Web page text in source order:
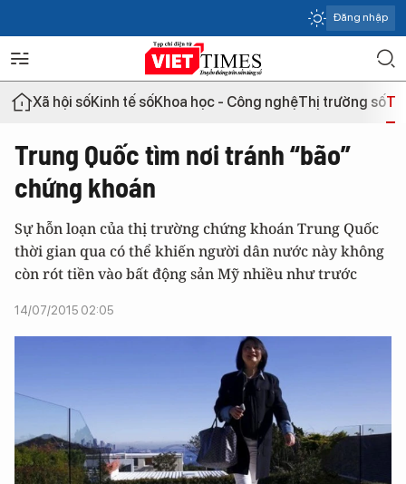
Đăng nhập
Xã hội sốKinh tế sốKhoa học - Công nghệThị trường số
Trung Quốc tìm nơi tránh “bão”
chứng khoán
Sự hỗn loạn của thị trường chứng khoán Trung Quốc
thời gian qua có thể khiến người dân nước này không
còn rót tiền vào bất động sản Mỹ nhiều như trước
14/07/2015 02:05